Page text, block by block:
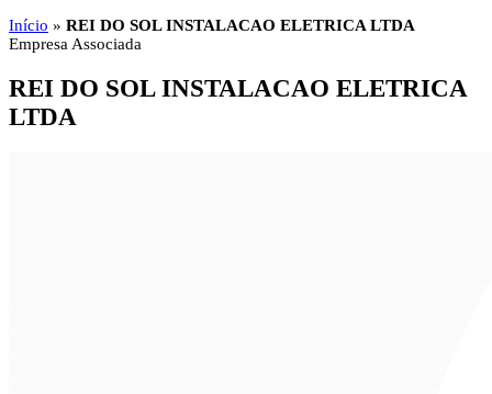
Início » REI DO SOL INSTALACAO ELETRICA LTDA
Empresa Associada
REI DO SOL INSTALACAO ELETRICA
LTDA